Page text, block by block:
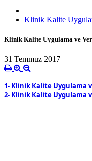
Klinik Kalite
Klinik Kalite Uygulama ve
31 Temmuz 2017
1- Klinik Kalite Uygulama
2- Klinik Kalite Uygulama